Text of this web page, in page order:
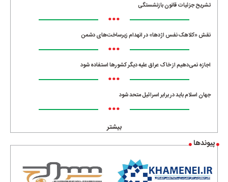
تشریح جزئیات قانون بازنشستگی
•••
نقش «کلاهک نفس اژدها» در انهدام زیرساخت‌های دشمن
•••
اجازه نمی‌دهیم از خاک عراق علیه دیگر کشورها استفاده شود
•••
جهان اسلام باید در برابر اسرائیل متحد شود
•••
بیشتر
پیوندها